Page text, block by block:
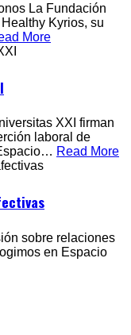
La Fundación
Kyrios, su
More
XXI firman
laboral de
… Read More
sobre relaciones
en Espacio